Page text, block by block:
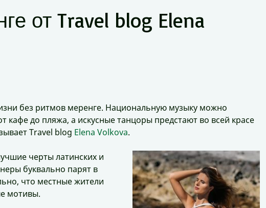
от Travel blog Elena
без ритмов меренге. Национальную музыку можно
кафе до пляжа, а искусные танцоры предстают во всей красе
Travel blog Elena Volkova.
черты латинских и
буквально парят в
что местные жители
мотивы.